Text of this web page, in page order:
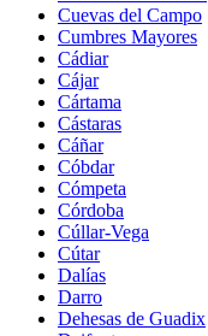
Cuevas del Campo
Cumbres Mayores
Cádiar
Cájar
Cártama
Cástaras
Cáñar
Cóbdar
Cómpeta
Córdoba
Cúllar-Vega
Cútar
Dalías
Darro
Dehesas de Guadix